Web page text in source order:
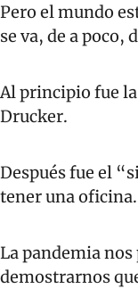
Pero el mundo
se va, de a poco,
Al principio fue
Drucker.
Después fue el
tener una oficina.
La pandemia
demostrarnos